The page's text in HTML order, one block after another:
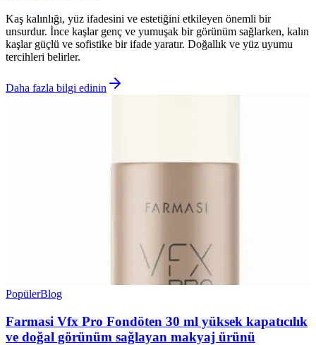
Kaş kalınlığı, yüz ifadesini ve estetiğini etkileyen önemli bir
unsurdur. İnce kaşlar genç ve yumuşak bir görünüm sağlarken, kalın
kaşlar güçlü ve sofistike bir ifade yaratır. Doğallık ve yüz uyumu
tercihleri belirler.
Daha fazla bilgi edinin
PopülerBlog
Farmasi Vfx Pro Fondöten 30 ml yüksek kapatıcılık
ve doğal görünüm sağlayan makyaj ürünü